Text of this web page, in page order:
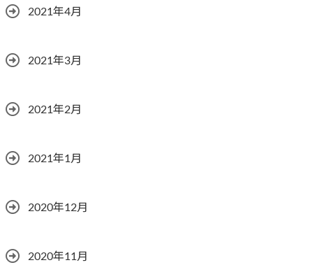
2021年4月
2021年3月
2021年2月
2021年1月
2020年12月
2020年11月